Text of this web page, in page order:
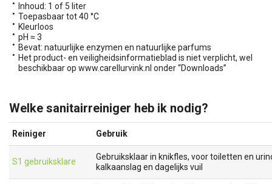
Inhoud: 1 of 5 liter
Toepasbaar tot 40 °C
Kleurloos
pH ≈ 3
Bevat: natuurlijke enzymen en natuurlijke parfums
Het product- en veiligheidsinformatieblad is niet verplicht, wel
beschikbaar op www.carellurvink.nl onder “Downloads”
Welke sanitairreiniger heb ik nodig?
Reiniger Gebruik
S1 gebruiksklare
Gebruiksklaar in knikfles, voor toiletten en
kalkaanslag en dagelijks vuil